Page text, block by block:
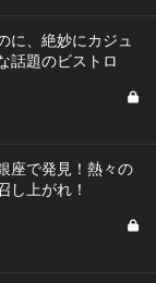
に、絶妙にカジュ
話題のビストロ
座で発見！熱々の
し上がれ！